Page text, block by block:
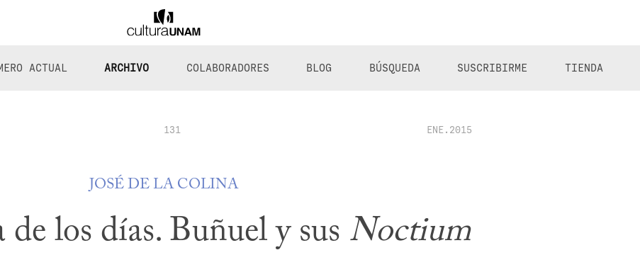
ACTUAL ARCHIVO COLABORADORES BLOG BÚSQUEDA SUSCRIBIRME TIENDA
131 ENE.2015
JOSÉ DE LA COLINA
de los días. Buñuel y sus Noctium